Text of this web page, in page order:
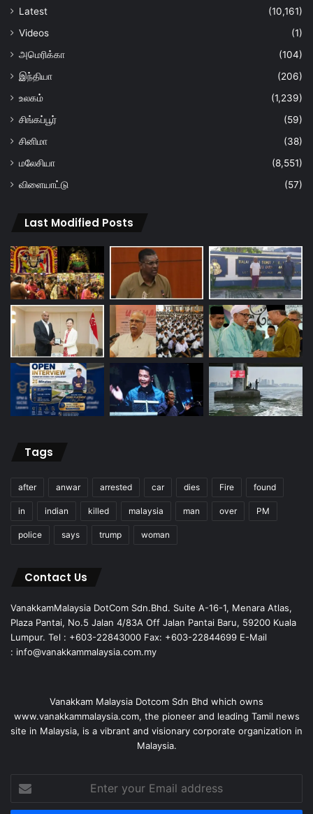
Latest
(10,161)
Videos
(1)
அமெரிக்கா
(104)
இந்தியா
(206)
உலகம்
(1,239)
சிங்கப்பூர்
(59)
சினிமா
(38)
மலேசியா
(8,551)
விளையாட்டு
(57)
Last Modified Posts
Tags
after anwar arrested car dies Fire found
in indian killed malaysia man over PM
police says trump woman
Contact Us
VanakkamMalaysia DotCom Sdn.Bhd. Suite A-16-1, Menara Atlas,
Plaza Pantai, No.5 Jalan 4/83A Off Jalan Pantai Baru, 59200 Kuala
Lumpur. Tel : +603-22843000 Fax: +603-22844699 E-Mail
: info@vanakkammalaysia.com.my
Vanakkam Malaysia Dotcom Sdn Bhd which owns
www.vanakkammalaysia.com, the pioneer and leading Tamil news
site in Malaysia, is a vibrant and visionary corporate organization in
Malaysia.
your
Email